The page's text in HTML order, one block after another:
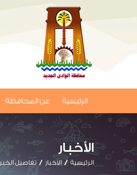
الرئيسية عن المحافظة
الأخبار
الرئيسية الاخبار تفاصيل الخبر